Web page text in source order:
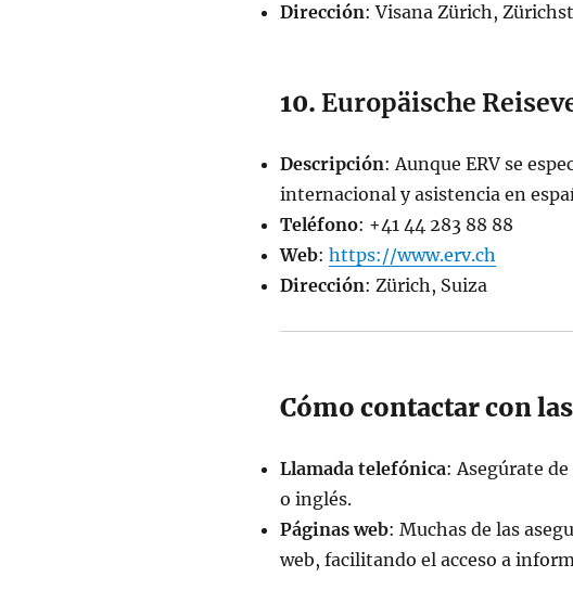
Dirección: Visana Zürich,
10. Europäische
Descripción: Aunque ERV se
internacional y asistencia en
Teléfono: +41 44 283 88 88
Web: https://www.erv.ch
Dirección: Zürich, Suiza
Cómo contactar con
Llamada telefónica: Asegúrate
o inglés.
Páginas web: Muchas de las
web, facilitando el acceso a